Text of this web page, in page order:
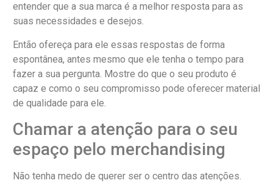
entender que a sua marca é a melhor resposta para as
suas necessidades e desejos.
Então ofereça para ele essas respostas de forma
espontânea, antes mesmo que ele tenha o tempo para
fazer a sua pergunta. Mostre do que o seu produto é
capaz e como o seu compromisso pode oferecer material
de qualidade para ele.
Chamar a atenção para o seu
espaço pelo merchandising
Não tenha medo de querer ser o centro das atenções.